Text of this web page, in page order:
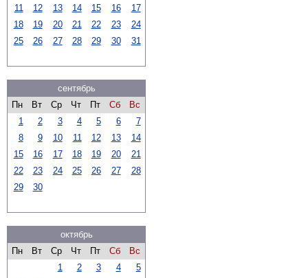
11
12 13 14 15 16
17
18
19 20 21 22 23
24
25
26 27 28 29 30 31
сентябрь
Пн
Вт Ср Чт Пт Сб
Вс
1
2 3 4 5 6
7
8
9 10 11 12 13
14
15
16 17 18 19 20
21
22
23 24 25 26 27
28
29
30
октябрь
Пн
Вт Ср Чт Пт Сб
Вс
1
2 3 4
5